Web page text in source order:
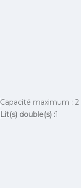
Capacité maximum : 2
Lit(s) double(s) :1